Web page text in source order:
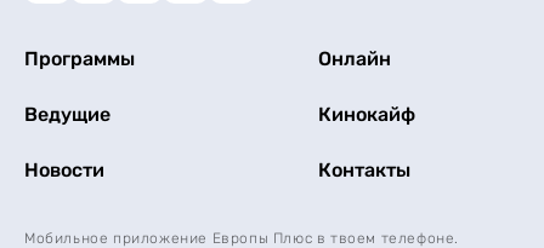
Программы Онлайн
Ведущие Кинокайф
Новости Контакты
Мобильное приложение Европы Плюс в твоем телефоне.